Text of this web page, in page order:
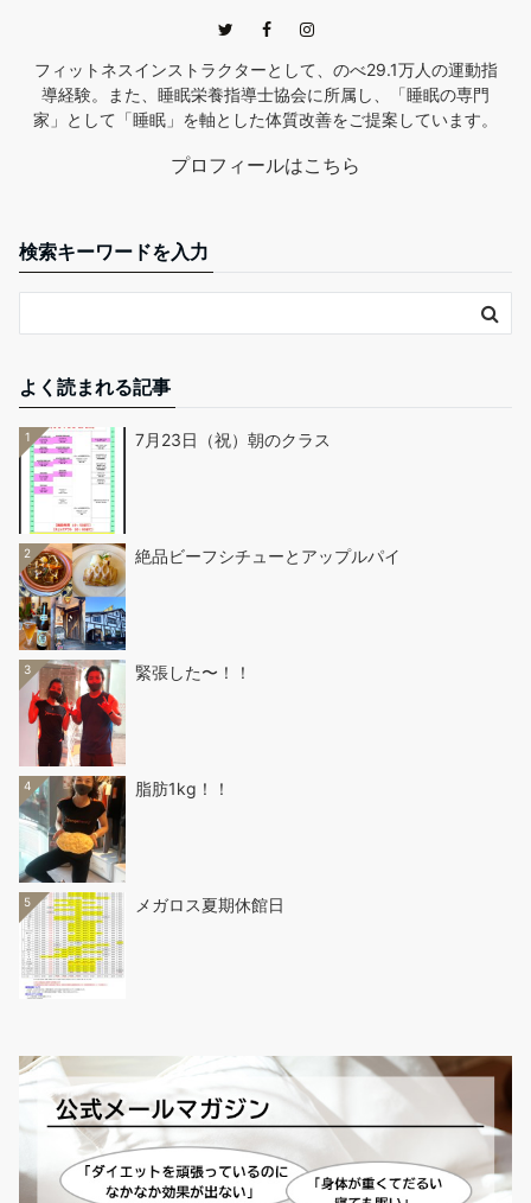
フィットネスインストラクターとして、のべ29.1万人の運動指
導経験。また、睡眠栄養指導士協会に所属し、「睡眠の専門
家」として「睡眠」を軸とした体質改善をご提案しています。
プロフィールはこちら
検索キーワードを入力
よく読まれる記事
1 7月23日（祝）朝のクラス
2 絶品ビーフシチューとアップルパイ
3 緊張した〜！！
4 脂肪1kg！！
5 メガロス夏期休館日